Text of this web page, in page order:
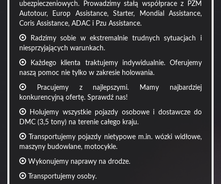
ubezpieczeniowych. Prowadzimy stałą współprace z PZM
Autotour, Europ Assistance, Starter, Mondial Assistance,
Coris Assistance, ADAC i Pzu Assistance.
Radzimy sobie w ekstremalnie trudnych sytuacjach i
niesprzyjających warunkach.
Każdego klienta traktujemy indywidualnie. Oferujemy
naszą pomoc nie tylko w zakresie holowania.
Pracujemy z najlepszymi. Mamy najbardziej
konkurencyjną ofertę. Sprawdź nas!
Holujemy wszystkie pojazdy osobowe i dostawcze do
DMC (3,5 tony) na terenie całego kraju.
Transportujemy pojazdy nietypowe m.in. wózki widłowe,
maszyny budowlane, motocykle.
Wykonujemy naprawy na drodze.
Transportujemy osoby.